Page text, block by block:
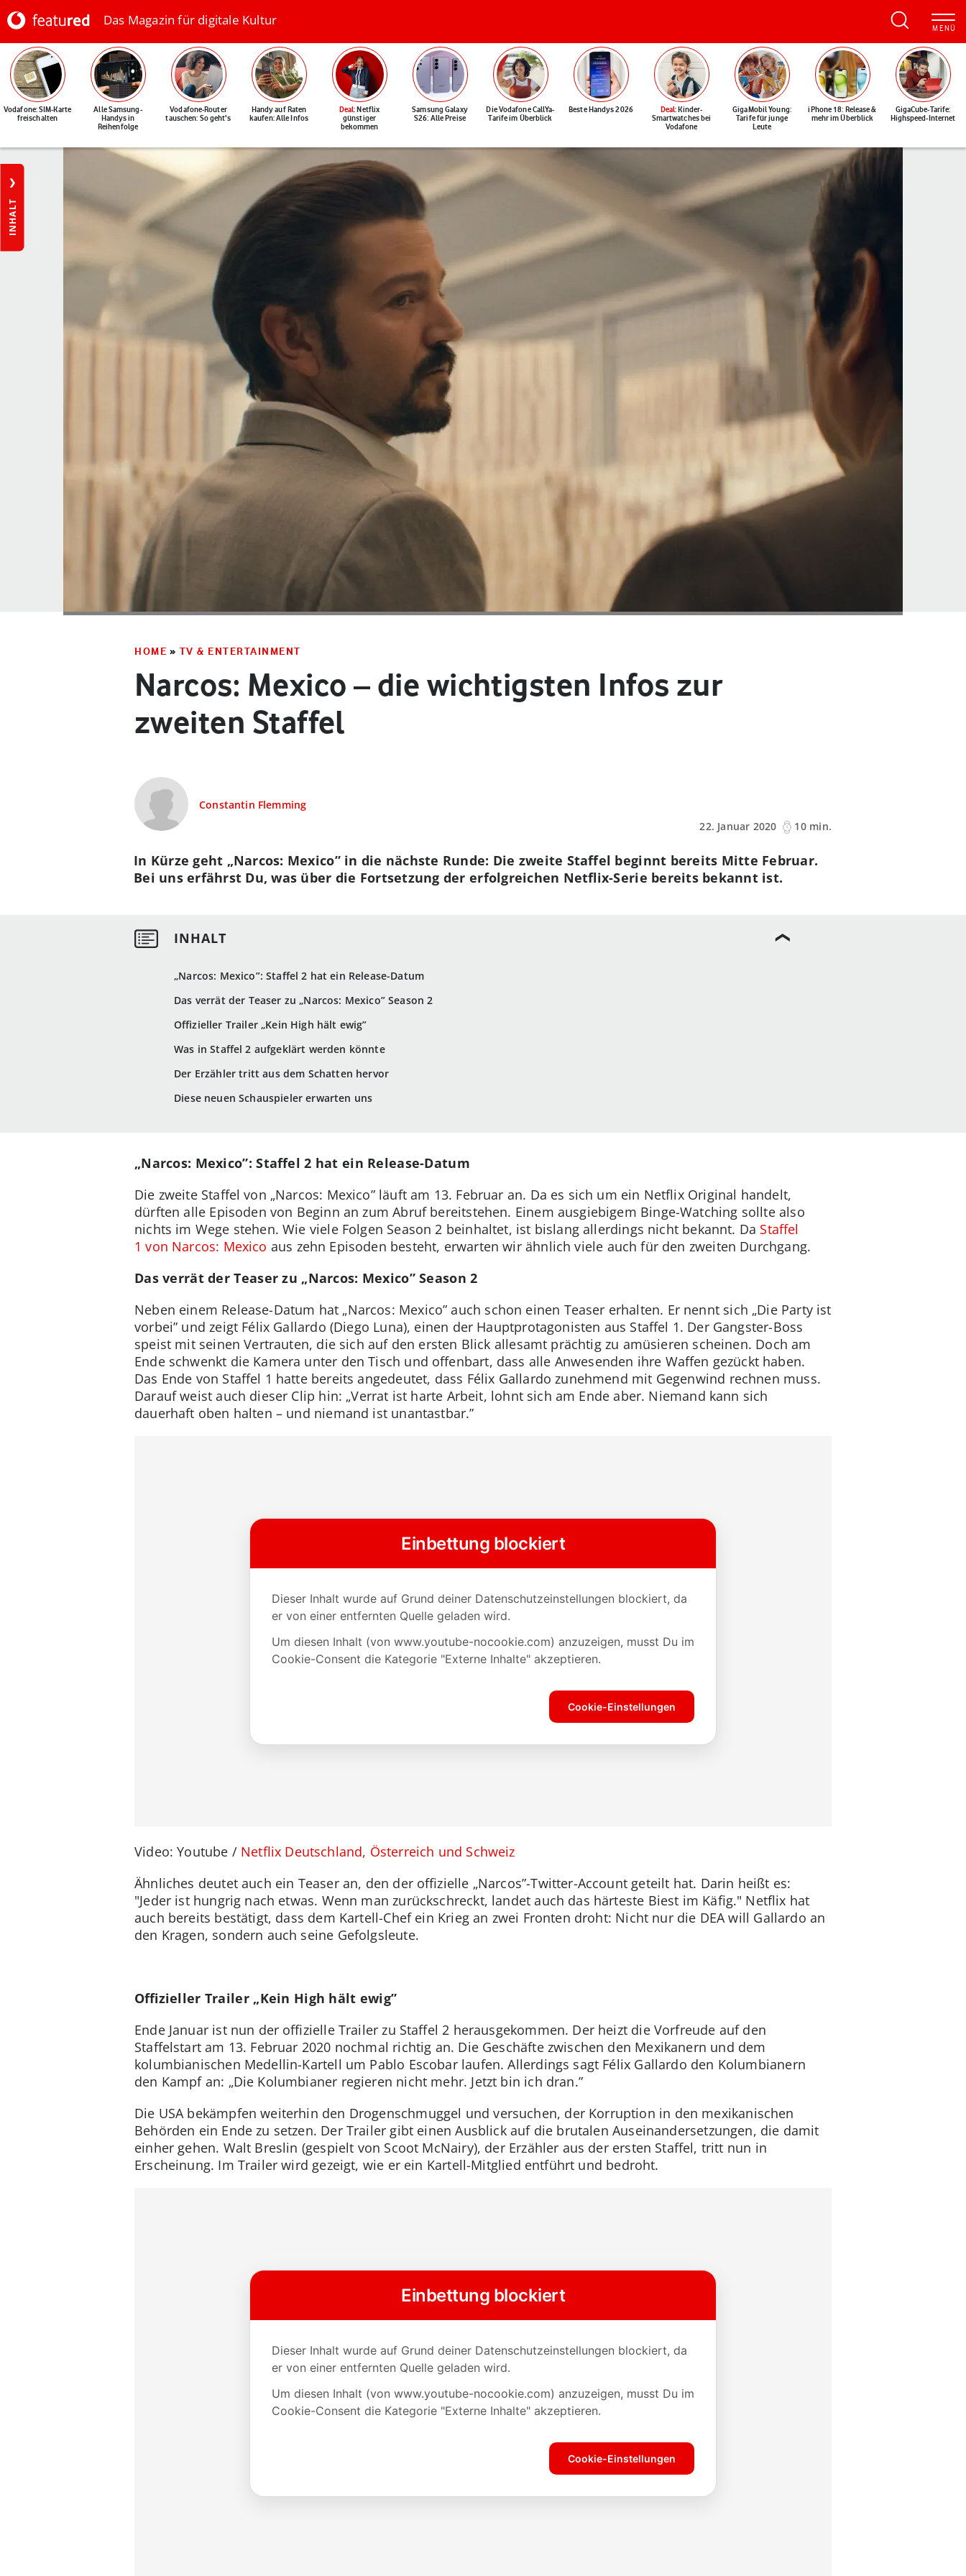
Das Magazin für digitale Kultur
Vodafone: SIM-Karte
freischalten
Alle Samsung-
Handys in
Reihenfolge
Vodafone-Router
tauschen: So geht's
Handy auf Raten
kaufen: Alle Infos
Deal: Netflix
günstiger
bekommen
Samsung Galaxy
S26: Alle Preise
Die Vodafone CallYa-
Tarife im Überblick
Beste Handys 2026 Deal: Kinder-
Smartwatches bei
Vodafone
GigaMobil Young:
Tarife für junge
Leute
iPhone 18: Release &
mehr im Überblick
GigaCube-Tarife:
Highspeed-Internet
INHALT
HOME » TV & ENTERTAINMENT
Narcos: Mexico – die wichtigsten Infos zur
zweiten Staffel
Constantin Flemming
22. Januar 2020
10 min.
„Narcos: Mexico”: Staffel 2 hat ein Release-Datum
Das verrät der Teaser zu „Narcos: Mexico” Season 2
Offizieller Trailer „Kein High hält ewig”
Was in Staffel 2 aufgeklärt werden könnte
Der Erzähler tritt aus dem Schatten hervor
Diese neuen Schauspieler erwarten uns
In Kürze geht „Narcos: Mexico” in die nächste Runde: Die zweite Staffel beginnt bereits Mitte Februar.
Bei uns erfährst Du, was über die Fortsetzung der erfolgreichen Netflix-Serie bereits bekannt ist.
„Narcos: Mexico”: Staffel 2 hat ein Release-Datum
Die zweite Staffel von „Narcos: Mexico” läuft am 13. Februar an. Da es sich um ein Netflix Original handelt,
dürften alle Episoden von Beginn an zum Abruf bereitstehen. Einem ausgiebigem Binge-Watching sollte also
nichts im Wege stehen. Wie viele Folgen Season 2 beinhaltet, ist bislang allerdings nicht bekannt. Da Staffel
1 von Narcos: Mexico aus zehn Episoden besteht, erwarten wir ähnlich viele auch für den zweiten Durchgang.
Das verrät der Teaser zu „Narcos: Mexico” Season 2
Neben einem Release-Datum hat „Narcos: Mexico” auch schon einen Teaser erhalten. Er nennt sich „Die Party ist
vorbei” und zeigt Félix Gallardo (Diego Luna), einen der Hauptprotagonisten aus Staffel 1. Der Gangster-Boss
speist mit seinen Vertrauten, die sich auf den ersten Blick allesamt prächtig zu amüsieren scheinen. Doch am
Ende schwenkt die Kamera unter den Tisch und offenbart, dass alle Anwesenden ihre Waffen gezückt haben.
Das Ende von Staffel 1 hatte bereits angedeutet, dass Félix Gallardo zunehmend mit Gegenwind rechnen muss.
Darauf weist auch dieser Clip hin: „Verrat ist harte Arbeit, lohnt sich am Ende aber. Niemand kann sich
dauerhaft oben halten – und niemand ist unantastbar.”
Video: Youtube / Netflix Deutschland, Österreich und Schweiz
Ähnliches deutet auch ein Teaser an, den der offizielle „Narcos”-Twitter-Account geteilt hat. Darin heißt es:
"Jeder ist hungrig nach etwas. Wenn man zurückschreckt, landet auch das härteste Biest im Käfig." Netflix hat
auch bereits bestätigt, dass dem Kartell-Chef ein Krieg an zwei Fronten droht: Nicht nur die DEA will Gallardo an
den Kragen, sondern auch seine Gefolgsleute.
Offizieller Trailer „Kein High hält ewig”
Ende Januar ist nun der offizielle Trailer zu Staffel 2 herausgekommen. Der heizt die Vorfreude auf den
Staffelstart am 13. Februar 2020 nochmal richtig an. Die Geschäfte zwischen den Mexikanern und dem
kolumbianischen Medellin-Kartell um Pablo Escobar laufen. Allerdings sagt Félix Gallardo den Kolumbianern
den Kampf an: „Die Kolumbianer regieren nicht mehr. Jetzt bin ich dran.”
Die USA bekämpfen weiterhin den Drogenschmuggel und versuchen, der Korruption in den mexikanischen
Behörden ein Ende zu setzen. Der Trailer gibt einen Ausblick auf die brutalen Auseinandersetzungen, die damit
einher gehen. Walt Breslin (gespielt von Scoot McNairy), der Erzähler aus der ersten Staffel, tritt nun in
Erscheinung. Im Trailer wird gezeigt, wie er ein Kartell-Mitglied entführt und bedroht.